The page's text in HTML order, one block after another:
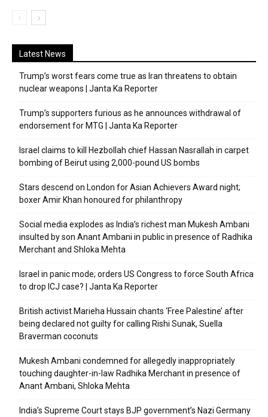
Latest News
Trump’s worst fears come true as Iran threatens to obtain
nuclear weapons | Janta Ka Reporter
Trump’s supporters furious as he announces withdrawal of
endorsement for MTG | Janta Ka Reporter
Israel claims to kill Hezbollah chief Hassan Nasrallah in carpet
bombing of Beirut using 2,000-pound US bombs
Stars descend on London for Asian Achievers Award night;
boxer Amir Khan honoured for philanthropy
Social media explodes as India’s richest man Mukesh Ambani
insulted by son Anant Ambani in public in presence of Radhika
Merchant and Shloka Mehta
Israel in panic mode; orders US Congress to force South Africa
to drop ICJ case? | Janta Ka Reporter
British activist Marieha Hussain chants ‘Free Palestine’ after
being declared not guilty for calling Rishi Sunak, Suella
Braverman coconuts
Mukesh Ambani condemned for allegedly inappropriately
touching daughter-in-law Radhika Merchant in presence of
Anant Ambani, Shloka Mehta
India’s Supreme Court stays BJP government’s Nazi Germany